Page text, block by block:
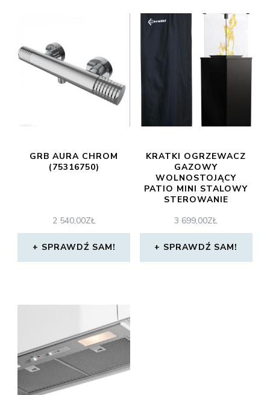
GRB AURA CHROM
(75316750)
2 540,00ZŁ
SPRAWDŹ SAM!
KRATKI OGRZEWACZ
GAZOWY
WOLNOSTOJĄCY
PATIO MINI STALOWY
STEROWANIE
3 699,00ZŁ
SPRAWDŹ SAM!